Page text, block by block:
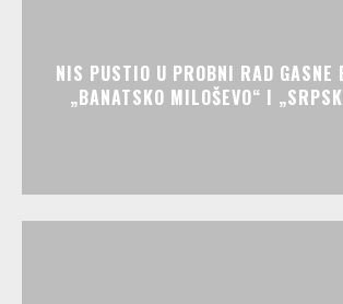
NIS PUSTIO U PROBNI RAD GASNE
„BANATSKO MILOŠEVO“ I